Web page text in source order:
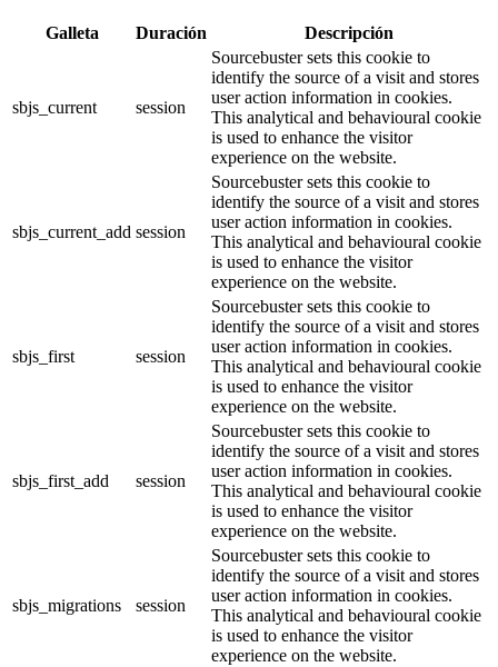
Galleta Duración Descripción
sbjs_current session
Sourcebuster sets this cookie to
identify the source of a visit and stores
user action information in cookies.
This analytical and behavioural cookie
is used to enhance the visitor
experience on the website.
sbjs_current_add session
Sourcebuster sets this cookie to
identify the source of a visit and stores
user action information in cookies.
This analytical and behavioural cookie
is used to enhance the visitor
experience on the website.
sbjs_first session
Sourcebuster sets this cookie to
identify the source of a visit and stores
user action information in cookies.
This analytical and behavioural cookie
is used to enhance the visitor
experience on the website.
sbjs_first_add session
Sourcebuster sets this cookie to
identify the source of a visit and stores
user action information in cookies.
This analytical and behavioural cookie
is used to enhance the visitor
experience on the website.
sbjs_migrations session
Sourcebuster sets this cookie to
identify the source of a visit and stores
user action information in cookies.
This analytical and behavioural cookie
is used to enhance the visitor
experience on the website.